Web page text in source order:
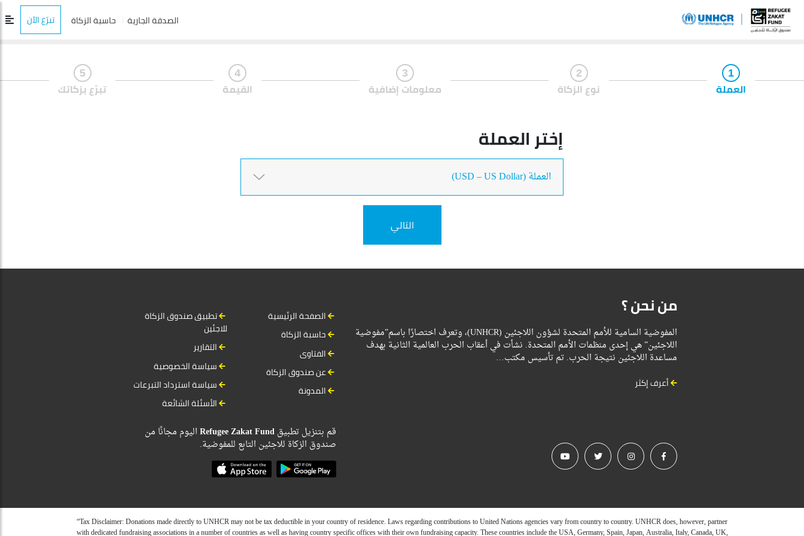
تبرّع الآن حاسبة الزكاة الصدقة الجارية
1
العملة
2
نوع الزكاة
3
معلومات إضافية
4
القيمة
5
تبرّع بزكاتك
إختر العملة
التالي
من نحن ؟
المفوضية السامية للأمم المتحدة لشؤون اللاجئين (UNHCR)، وتعرف اختصارًا باسم”مفوضية
اللاجئين” هي إحدى منظمات الأمم المتحدة. نشأت في أعقاب الحرب العالمية الثانية بهدف
مساعدة اللاجئين نتيجة الحرب. تم تأسيس مكتب…
أعرف إكثر
الصفحة الرئيسية
حاسبة الزكاة
الفتاوى
عن صندوق الزكاة
المدونة
تطبيق صندوق الزكاة
للاجئين
التقارير
سياسة الخصوصية
سياسة استرداد التبرعات
الأسئلة الشائعة
قم بتنزيل تطبيقRefugee Zakat Fundاليوم مجانًا من
صندوق الزكاة للاجئين التابع للمفوضية.
“Tax Disclaimer: Donations made directly to UNHCR may not be tax deductible in your country of residence. Laws regarding contributions to United Nations agencies vary from country to country. UNHCR does, however, partner
with dedicated fundraising associations in a number of countries as well as having country specific offices with their own fundraising capacity. These countries include the USA, Germany, Spain, Japan, Australia, Italy, Canada, UK,